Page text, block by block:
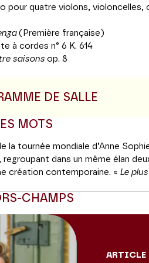
pour quatre violons, violoncelles,
(Première française)
à cordes n° 6 K. 614
saisons op. 8
DE SALLE
MOTS
la tournée mondiale d’Anne
dans un même élan
création contemporaine. « Le
était alors tout juste âgée de
concertos différenciés composés
harmonie et invention ».
l’une des pièces les plus jouées
CHAMPS
ARTICLE